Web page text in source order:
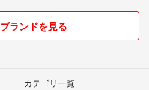
ランドを見る
カテゴリ一覧